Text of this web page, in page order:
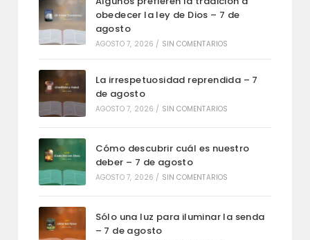
obedecer la ley de Dios – 7 de
agosto
AGOSTO 7, 2026 / SIN COMENTARIOS
La irrespetuosidad reprendida – 7
de agosto
AGOSTO 7, 2026 / SIN COMENTARIOS
Cómo descubrir cuál es nuestro
deber – 7 de agosto
AGOSTO 7, 2026 / SIN COMENTARIOS
Sólo una luz para iluminar la senda
– 7 de agosto